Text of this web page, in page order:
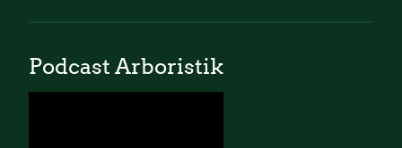
Podcast Arboristik